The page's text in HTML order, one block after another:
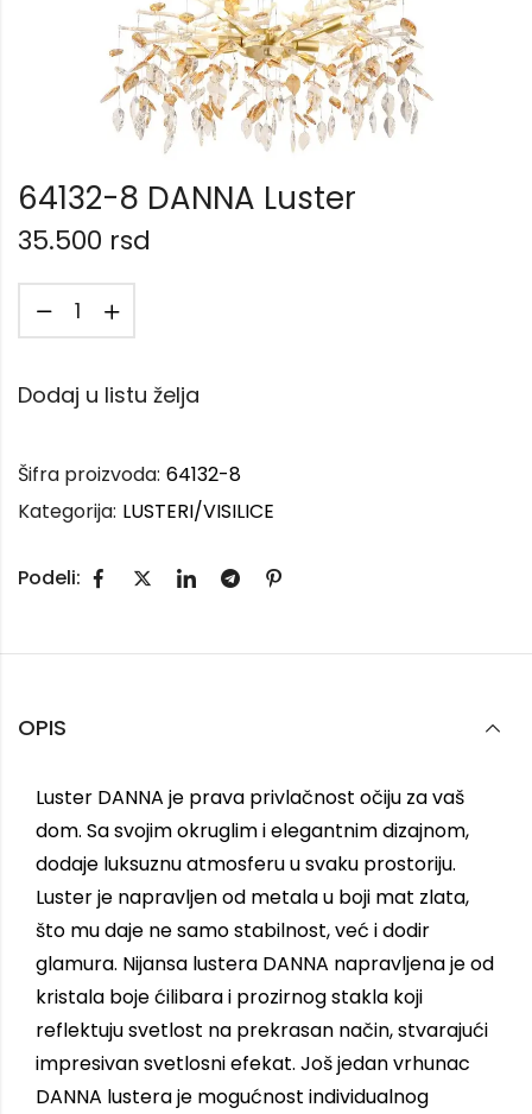
64132-8 DANNA Luster
35.500 rsd
Dodaj u listu želja
Šifra proizvoda: 64132-8
Kategorija: LUSTERI/VISILICE
Podeli:
OPIS
Luster DANNA je prava privlačnost očiju za vaš
dom. Sa svojim okruglim i elegantnim dizajnom,
dodaje luksuznu atmosferu u svaku prostoriju.
Luster je napravljen od metala u boji mat zlata,
što mu daje ne samo stabilnost, već i dodir
glamura. Nijansa lustera DANNA napravljena je od
kristala boje ćilibara i prozirnog stakla koji
reflektuju svetlost na prekrasan način, stvarajući
impresivan svetlosni efekat. Još jedan vrhunac
DANNA lustera je mogućnost individualnog